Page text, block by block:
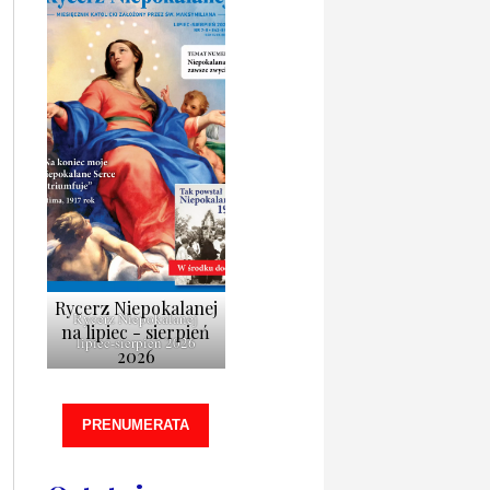
Rycerz Niepokalanej
lipiec-sierpień 2026
Rycerz Niepokalanej
na lipiec - sierpień
2026
PRENUMERATA